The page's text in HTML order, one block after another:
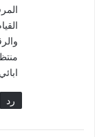
رد